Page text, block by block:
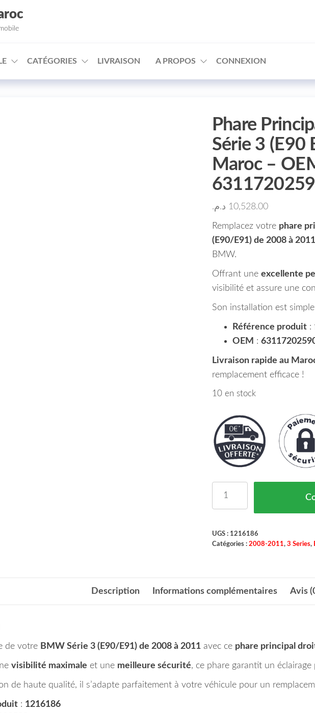
CATÉGORIES LIVRAISON A PROPOS CONNEXION
Phare
Série 3 (E90
Maroc –
10,528.00 د.م.
Remplacez votre phare
(E90/E91) de 2008 à 2011
BMW.
Offrant une excellente
visibilité et assure une
Son installation est
Référence produit:
OEM :
Livraison rapide au
remplacement efficace !
10 en stock
UGS : 1216186
Catégories : 2008-2011, 3 Series,
Description Informations complémentaires Avis
de votre BMW Série 3 (E90/E91) de 2008 à 2011 avec ce phare principal
visibilité maximale et une meilleure sécurité, ce phare garantit un
de haute qualité, il s’adapte parfaitement à votre véhicule pour un
: 1216186